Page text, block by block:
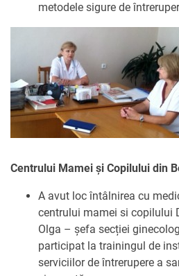
metodele sigure de
Centrului Mamei și Copilului din
A avut loc întâlnirea cu
centrului mamei si copilului
Olga – șefa secției
participat la trainingul de
serviciilor de întrerupere a